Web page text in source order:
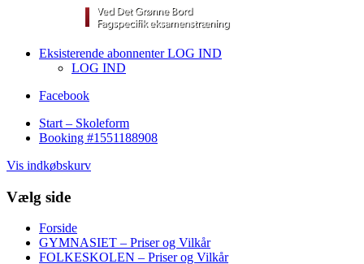
Eksisterende abonnenter LOG IND
LOG IND
Facebook
Start – Skoleform
Booking #1551188908
Vis indkøbskurv
Vælg side
Forside
GYMNASIET – Priser og Vilkår
FOLKESKOLEN – Priser og Vilkår